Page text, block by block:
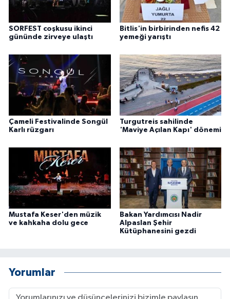
SORFEST coşkusu ikinci
gününde zirveye ulaştı
Bitlis'in birbirinden nefis 42
yemeği yarıştı
Çameli Festivalinde Songül
Karlı rüzgarı
Turgutreis sahilinde
'Maviye Açılan Kapı' dönemi
Mustafa Keser'den müzik
ve kahkaha dolu gece
Bakan Yardımcısı Nadir
Alpaslan Şehir
Kütüphanesini gezdi
Yorumlar